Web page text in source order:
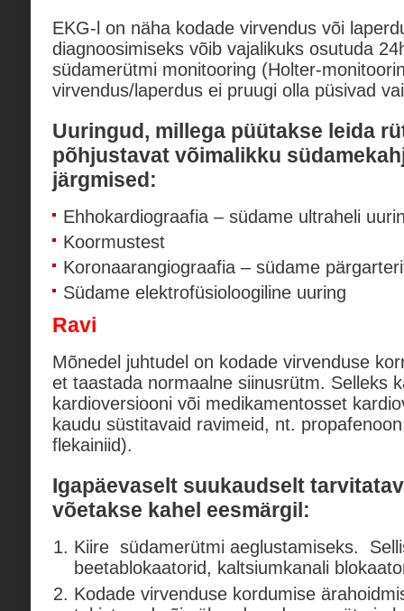
EKG-l on näha kodade virvendus või
diagnoosimiseks võib vajalikuks osutuda
südamerütmi monitooring (Holter-
virvendus/laperdus ei pruugi olla püsivad
Uuringud, millega püütakse leida
põhjustavat võimalikku
järgmised:
Ehhokardiograafia – südame ultraheli
Koormustest
Koronaarangiograafia – südame
Südame elektrofüsioloogiline uuring
Ravi
Mõnedel juhtudel on kodade virvenduse
et taastada normaalne siinusrütm. Selleks
kardioversiooni või medikamentosset
kaudu süstitavaid ravimeid, nt.
flekainiid).
Igapäevaselt suukaudselt
võetakse kahel eesmärgil:
Kiire südamerütmi aeglustamiseks.
beetablokaatorid, kaltsiumkanali
Kodade virvenduse kordumise